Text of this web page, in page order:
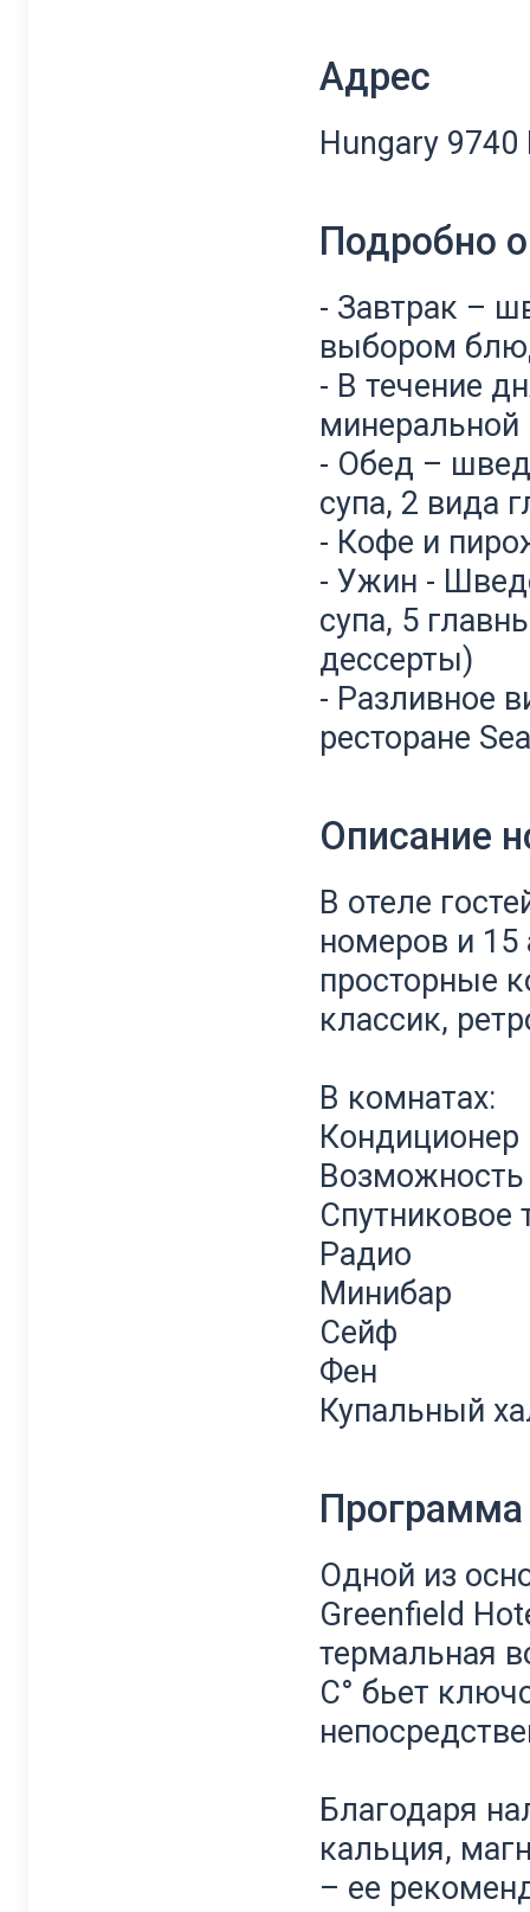
Адрес
Hungary
Подробно
- Завтрак –
выбором
- В течение
- Обед –
супа, 2 вида
- Кофе и
- Ужин -
супа, 5
дессерты)
- Разливное
ресторане
Описание
В отеле
номеров и
просторные
классик,
В комнатах:
Кондиционер
Спутниковое
Радио
Минибар
Сейф
Фен
Купальный
Одной из
Greenfield
термальная
C° бьет
Благодаря
кальция,
– ее